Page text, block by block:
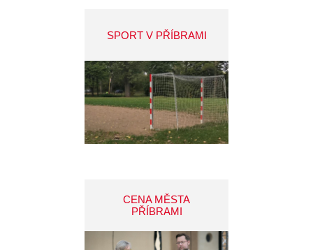
SPORT V PŘÍBRAMI
CENA MĚSTA
PŘÍBRAMI